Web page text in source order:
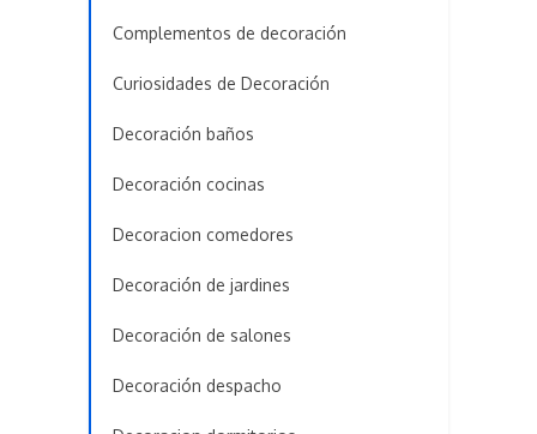
Complementos de decoración
Curiosidades de Decoración
Decoración baños
Decoración cocinas
Decoracion comedores
Decoración de jardines
Decoración de salones
Decoración despacho